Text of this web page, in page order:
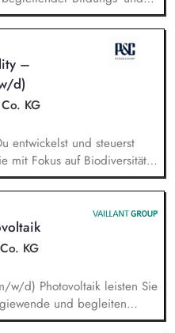
des IKK.
zu den ca. 60 städtischen
Anlageninstallationen.
von Modellen zu Energy-
Eigenständige
von Förderprojekten
sowie
–
d)
KG
entwickelst und steuerst
mit Fokus auf Biodiversität
unserer
Ökosysteme gezielt zu
analysieren: Du
Auswirkungen,
unserer gesamten
wirksame Maßnahmen
klare Ziele,
und setzt diese in enger
Fachbereichen
KG
w/d) Photovoltaik leisten Sie
und begleiten
Planung bis zur